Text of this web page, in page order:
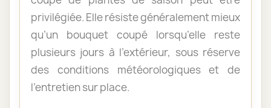
privilégiée. Elle résiste généralement mieux
qu’un bouquet coupé lorsqu’elle reste
plusieurs jours à l’extérieur, sous réserve
des conditions météorologiques et de
l’entretien sur place.